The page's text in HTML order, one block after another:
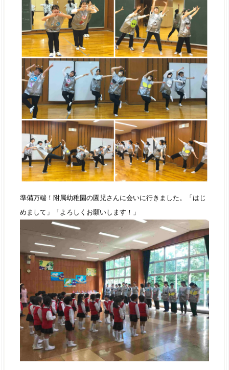
準備万端！附属幼稚園の園児さんに会いに行きました。「はじ
めまして」「よろしくお願いします！」